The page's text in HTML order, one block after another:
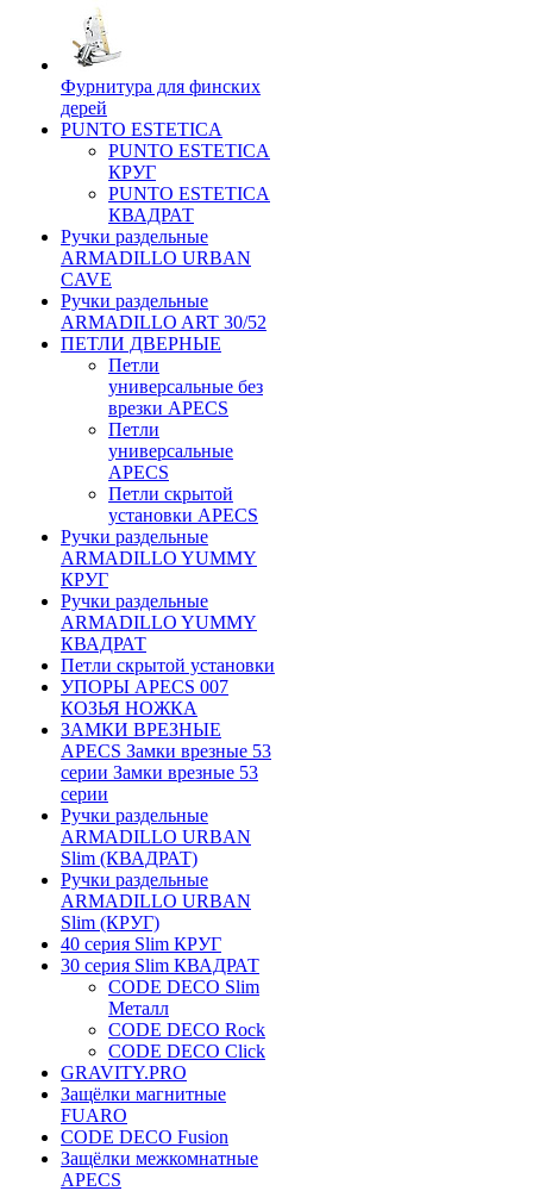
Фурнитура для финских
дерей
PUNTO ESTETICA
PUNTO ESTETICA
КРУГ
PUNTO ESTETICA
КВАДРАТ
Ручки раздельные
ARMADILLO URBAN
CAVE
Ручки раздельные
ARMADILLO ART 30/52
ПЕТЛИ ДВЕРНЫЕ
Петли
универсальные без
врезки APECS
Петли
универсальные
APECS
Петли скрытой
установки APECS
Ручки раздельные
ARMADILLO YUMMY
КРУГ
Ручки раздельные
ARMADILLO YUMMY
КВАДРАТ
Петли скрытой установки
УПОРЫ APECS 007
КОЗЬЯ НОЖКА
ЗАМКИ ВРЕЗНЫЕ
APECS Замки врезные 53
серии Замки врезные 53
серии
Ручки раздельные
ARMADILLO URBAN
Slim (КВАДРАТ)
Ручки раздельные
ARMADILLO URBAN
Slim (КРУГ)
40 серия Slim КРУГ
30 серия Slim КВАДРАТ
CODE DECO Slim
Металл
CODE DECO Rock
CODE DECO Click
GRAVITY.PRO
Защёлки магнитные
FUARO
CODE DECO Fusion
Защёлки межкомнатные
APECS